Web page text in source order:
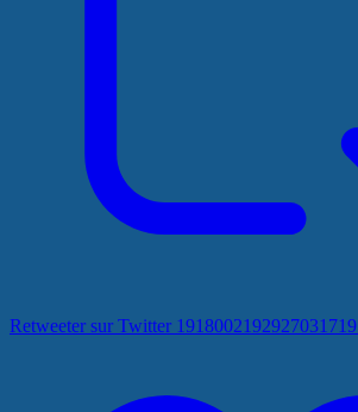
Retweeter sur Twitter 1918002192927031719